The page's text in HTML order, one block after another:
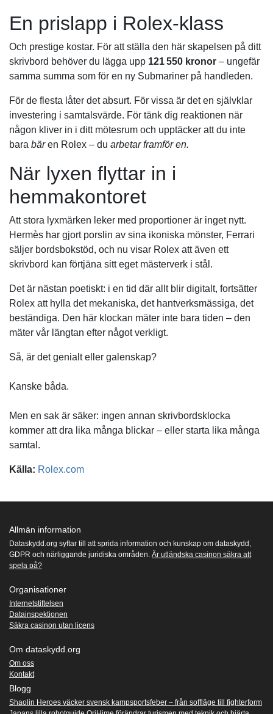
En prislapp i Rolex-klass
Och prestige kostar. För att ställa den här skapelsen på ditt
skrivbord behöver du lägga upp 121 550 kronor – ungefär
samma summa som för en ny Submariner på handleden.
För de flesta låter det absurt. För vissa är det en självklar
investering i samtalsvärde. För tänk dig reaktionen när
någon kliver in i ditt mötesrum och upptäcker att du inte
bara bären Rolex – du arbetar framför en.
När lyxen flyttar in i
hemmakontoret
Att stora lyxmärken leker med proportioner är inget nytt.
Hermès har gjort porslin av sina ikoniska mönster, Ferrari
säljer bordsbokstöd, och nu visar Rolex att även ett
skrivbord kan förtjäna sitt eget mästerverk i stål.
Det är nästan poetiskt: i en tid där allt blir digitalt, fortsätter
Rolex att hylla det mekaniska, det hantverksmässiga, det
beständiga. Den här klockan mäter inte bara tiden – den
mäter vår längtan efter något verkligt.
Så, är det genialt eller galenskap?
Kanske båda.
Men en sak är säker: ingen annan skrivbordsklocka
kommer att dra lika många blickar – eller starta lika många
samtal.
Källa: Rolex.com
Allmän information
Dataskydd.org syftar till att sprida information och kunskap om dataskydd,
GDPR och närliggande juridiska områden. Är utländska casinon säkra att
spela på?
Organisationer
Internetstiftelsen
Datainspektionen
Säkra casinon utan licens
Om dataskydd.org
Om oss
Kontakt
Blogg
Shaolin Heroes väcker svensk kampsportsfeber – från soffläge till fighterform